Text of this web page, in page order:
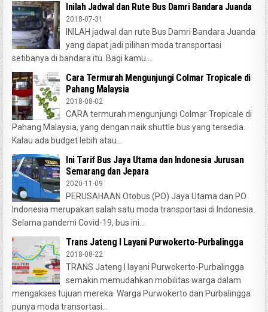
Inilah Jadwal dan Rute Bus Damri Bandara Juanda
2018-07-31
INILAH jadwal dan rute Bus Damri Bandara Juanda
yang dapat jadi pilihan moda transportasi
setibanya di bandara itu. Bagi kamu...
Cara Termurah Mengunjungi Colmar Tropicale di
Pahang Malaysia
2018-08-02
CARA termurah mengunjungi Colmar Tropicale di
Pahang Malaysia, yang dengan naik shuttle bus yang tersedia.
Kalau ada budget lebih atau...
Ini Tarif Bus Jaya Utama dan Indonesia Jurusan
Semarang dan Jepara
2020-11-09
PERUSAHAAN Otobus (PO) Jaya Utama dan PO
Indonesia merupakan salah satu moda transportasi di Indonesia.
Selama pandemi Covid-19, bus ini...
Trans Jateng I Layani Purwokerto-Purbalingga
2018-08-22
TRANS Jateng I layani Purwokerto-Purbalingga
semakin memudahkan mobilitas warga dalam
mengakses tujuan mereka. Warga Purwokerto dan Purbalingga
punya moda transortasi...